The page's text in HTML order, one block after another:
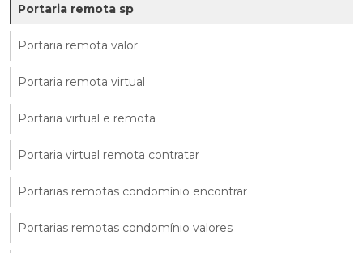
Portaria remota sp
Portaria remota valor
Portaria remota virtual
Portaria virtual e remota
Portaria virtual remota contratar
Portarias remotas condomínio encontrar
Portarias remotas condomínio valores